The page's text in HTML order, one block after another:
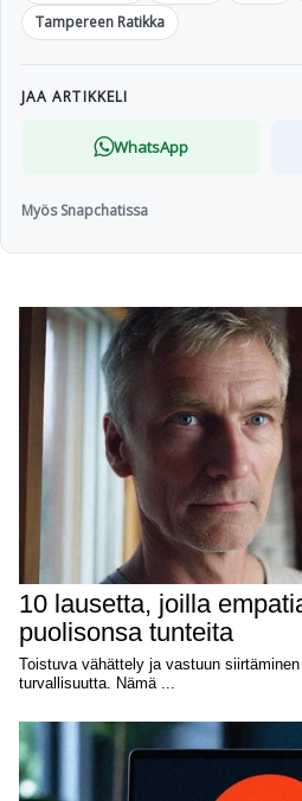
Tampereen Ratikka
JAA ARTIKKELI
WhatsApp
Myös Snapchatissa